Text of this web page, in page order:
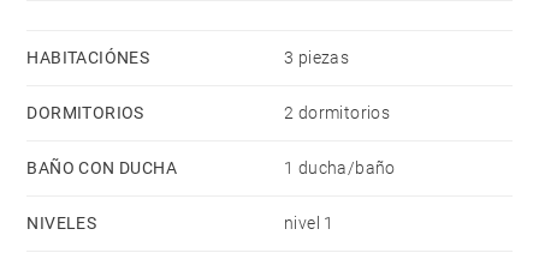
HABITACIÓNES 3 piezas
DORMITORIOS 2 dormitorios
BAÑO CON DUCHA 1 ducha/baño
NIVELES nivel 1